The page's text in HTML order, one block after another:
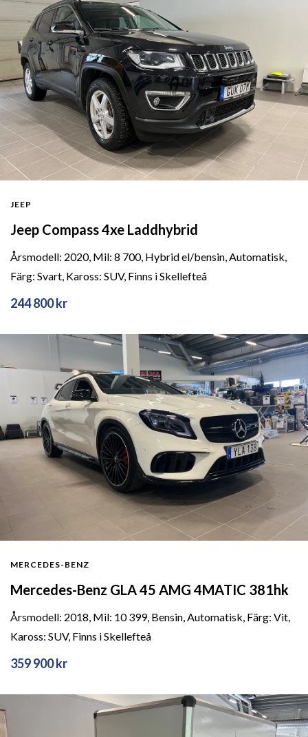
JEEP
Jeep Compass 4xe Laddhybrid
Årsmodell: 2020, Mil: 8 700, Hybrid el/bensin, Automatisk,
Färg: Svart, Kaross: SUV, Finns i Skellefteå
244 800 kr
MERCEDES-BENZ
Mercedes-Benz GLA 45 AMG 4MATIC 381hk
Årsmodell: 2018, Mil: 10 399, Bensin, Automatisk, Färg: Vit,
Kaross: SUV, Finns i Skellefteå
359 900 kr